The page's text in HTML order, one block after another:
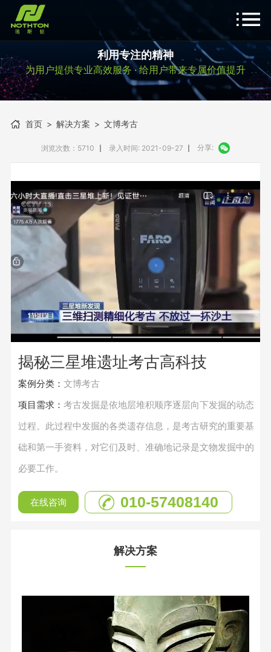
利用专注的精神
为用户提供专业高效服务 · 给用户带来专属价值提升
首页 > 解决方案 > 文博考古
浏览次数：5710 录入时间: 2021-09-27 分享:
揭秘三星堆遗址考古高科技
案例分类：文博考古
项目需求：考古发掘是依地层堆积顺序逐层向下发掘的动态
过程。此过程中发掘的各类遗存信息，是考古研究的重要基
础和第一手资料，对它们及时、准确地记录是文物发掘中的
必要工作。
在线咨询 010-57408140
解决方案